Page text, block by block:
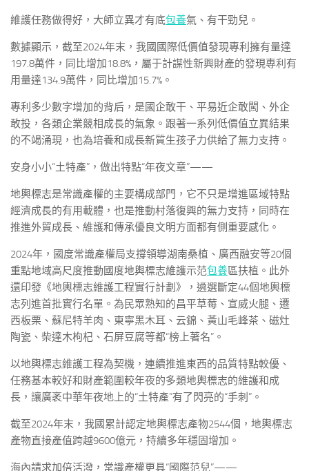
維護任務做得好，大師立異才有底包養氣、有干勁兒。
數據顯示，截至2024年末，我國國際低價值發現專利擁有量達
197.8萬件，同比增加18.8%，屬于計謀性新興財產的發現專利有
用量達134.9萬件，同比增加15.7%。
專利多少數字增加的背后，是國企敢干、平易近企敢闖、外企
敢投，各類企業競相成長的氣象。跟著一系列低價值立異結果
的不竭涌現，也為培養和成長新質生孩子力供給了無力支持。
安身小小“土特產”，做出特點“年夜文章”——
地輿標志是常識產權的主要構成部門，它不只是增進區域特點
經濟成長的有用載體，也是推動村落復興的無力支持，同時在
推進外貿成長、維護和傳承優良文明方面都有側重要感化。
2024年，國度常識產權局支撐領導湖南桑植、廣西融安等20個
重點地域高尺度推動國度地輿標志維護示范包養區扶植。此外
還印發《地輿標志維護工程實行計劃》，遴選斷定44個地輿標
志列進首批實行名單。為民眾熟知的昌平草莓、宣威火腿、遷
西板栗、蘇尼特羊肉、東寧黑木耳、云錦、黃山毛峰茶、磁灶
陶瓷、柴達木枸杞、石屏豆腐等都“榜上著名”。
以地輿標志維護工程為契機，連續推進東西的品質特點較優、
任務基本較好和財產範圍較年夜的多類地輿標志的維護和成
長，讓廣袤中華年夜地上的“土特產”有了閃亮的“手刺”。
截至2024年末，我國累計認定地輿標志產物2544個，地輿標志
產物直接產值跨越9600億元，持續多年穩固增加。
海內請求加倍活潑，常識產權更具“國際范兒”——